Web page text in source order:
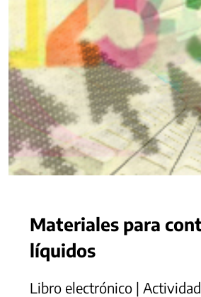
Materiales para
líquidos
Libro electrónico |